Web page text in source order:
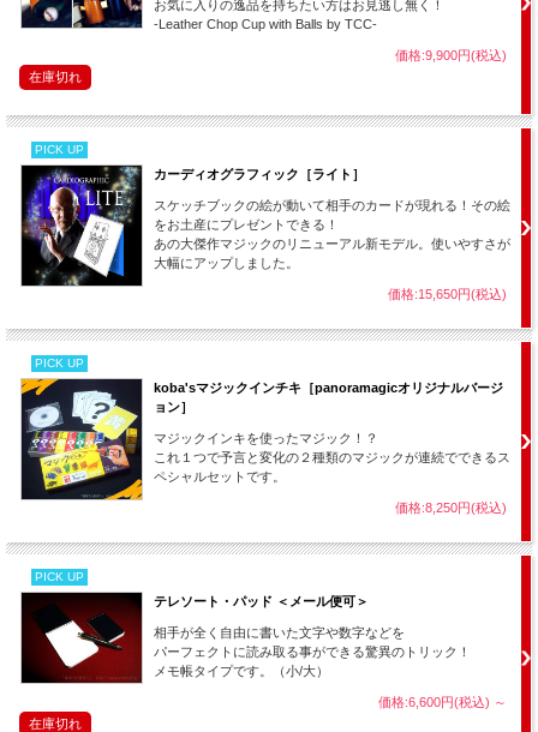
お気に入りの逸品を持ちたい方はお見逃し無く！
-Leather Chop Cup with Balls by TCC-
価格:9,900円(税込)
在庫切れ
PICK UP
カーディオグラフィック［ライト］
スケッチブックの絵が動いて相手のカードが現れる！その絵
をお土産にプレゼントできる！
あの大傑作マジックのリニューアル新モデル。使いやすさが
大幅にアップしました。
価格:15,650円(税込)
PICK UP
koba'sマジックインチキ［panoramagicオリジナルバージ
ョン］
マジックインキを使ったマジック！？
これ１つで予言と変化の２種類のマジックが連続でできるス
ペシャルセットです。
価格:8,250円(税込)
PICK UP
テレソート・パッド ＜メール便可＞
相手が全く自由に書いた文字や数字などを
パーフェクトに読み取る事ができる驚異のトリック！
メモ帳タイプです。（小/大）
価格:6,600円(税込) ～
在庫切れ